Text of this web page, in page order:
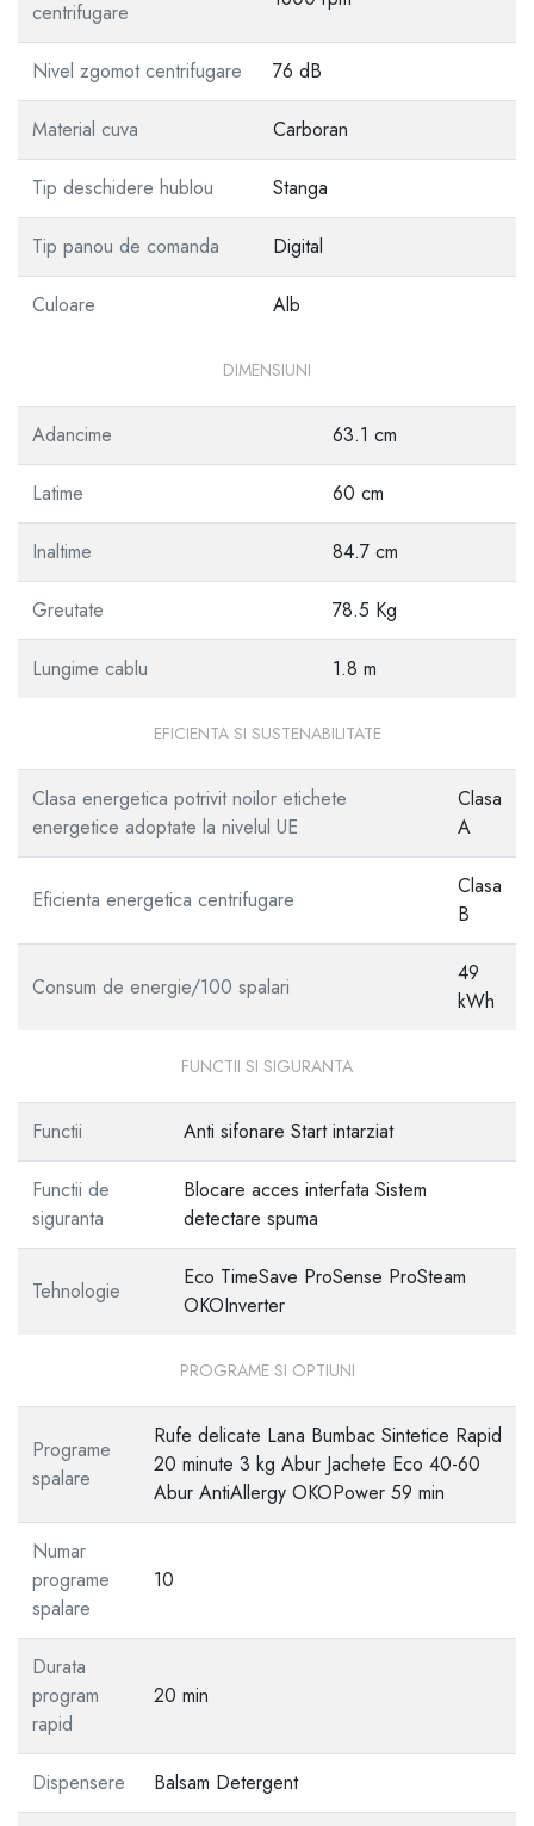
centrifugare
Nivel zgomot centrifugare 76 dB
Material cuva Carboran
Tip deschidere hublou Stanga
Tip panou de comanda Digital
Culoare Alb
DIMENSIUNI
Adancime 63.1 cm
Latime 60 cm
Inaltime 84.7 cm
Greutate 78.5 Kg
Lungime cablu 1.8 m
EFICIENTA SI SUSTENABILITATE
Clasa energetica potrivit noilor etichete
energetice adoptate la nivelul UE
Clasa
A
Eficienta energetica centrifugare
Clasa
B
Consum de energie/100 spalari
49
kWh
FUNCTII SI SIGURANTA
Functii Anti sifonare Start intarziat
Functii de
siguranta
Blocare acces interfata Sistem
detectare spuma
Tehnologie
Eco TimeSave ProSense ProSteam
OKOInverter
PROGRAME SI OPTIUNI
Programe
spalare
Rufe delicate Lana Bumbac Sintetice Rapid
20 minute 3 kg Abur Jachete Eco 40-60
Abur AntiAllergy OKOPower 59 min
Numar
programe
spalare
10
Durata
program
rapid
20 min
Dispensere Balsam Detergent